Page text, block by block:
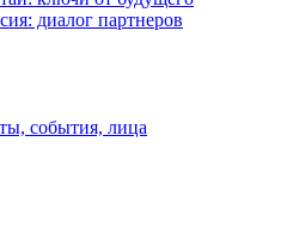
диалог партнеров
события, лица